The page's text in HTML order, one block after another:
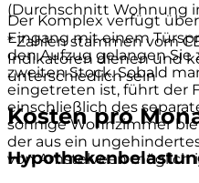
Der Komplex verfügt
Eingang mit einem
den Aufzug gelangen Sie
zweiten Stock. Sobald
eingetreten ist, führt der
einschließlich des
sonnige Wohnzimmer
der aus ein
von Amstelveen möglich
(Durchschnitt Wohnung
* Zahlen stammen vom
Indikatoren dienen und
unterschiedlich sein
Kosten pro